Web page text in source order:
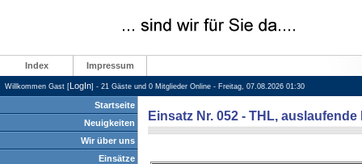
Index Impressum
Willkommen Gast [LogIn] - 21 Gäste und 0 Mitglieder Online - Freitag, 07.08.2026 01:30
Startseite
Neuigkeiten
Wir über uns
Einsätze
Einsatz Nr. 052 - THL,